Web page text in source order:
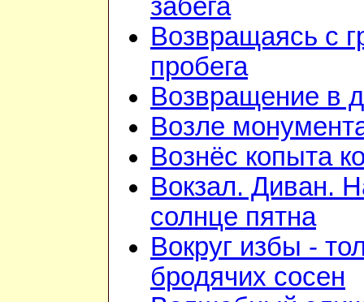
забега
Возвращаясь с
пробега
Возвращение в
Возле
Вознёс копыта
Вокзал. Диван.
солнце пятна
Вокруг избы -
бродячих сосен